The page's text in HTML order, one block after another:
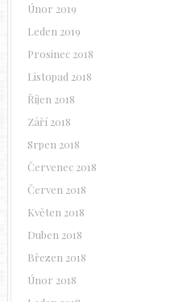
Únor 2019
Leden 2019
Prosinec 2018
Listopad 2018
Říjen 2018
Září 2018
Srpen 2018
Červenec 2018
Červen 2018
Květen 2018
Duben 2018
Březen 2018
Únor 2018